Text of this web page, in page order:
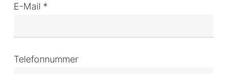
E-Mail *
Telefonnummer